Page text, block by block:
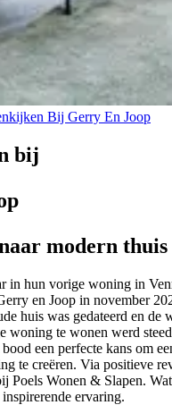
Bij Gerry En Joop
bij
modern thuis
in hun vorige woning in
en Joop in november
huis was gedateerd en de
woning te wonen werd
een perfecte kans om
te creëren. Via positieve
Poels Wonen & Slapen.
ervaring.